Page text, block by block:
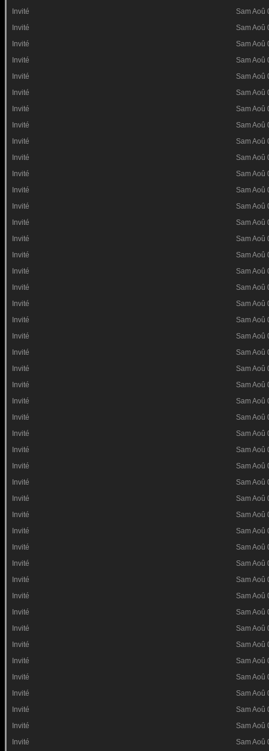
Invité
Sam Aoû
Invité
Sam Aoû
Invité
Sam Aoû
Invité
Sam Aoû
Invité
Sam Aoû
Invité
Sam Aoû
Invité
Sam Aoû
Invité
Sam Aoû
Invité
Sam Aoû
Invité
Sam Aoû
Invité
Sam Aoû
Invité
Sam Aoû
Invité
Sam Aoû
Invité
Sam Aoû
Invité
Sam Aoû
Invité
Sam Aoû
Invité
Sam Aoû
Invité
Sam Aoû
Invité
Sam Aoû
Invité
Sam Aoû
Invité
Sam Aoû
Invité
Sam Aoû
Invité
Sam Aoû
Invité
Sam Aoû
Invité
Sam Aoû
Invité
Sam Aoû
Invité
Sam Aoû
Invité
Sam Aoû
Invité
Sam Aoû
Invité
Sam Aoû
Invité
Sam Aoû
Invité
Sam Aoû
Invité
Sam Aoû
Invité
Sam Aoû
Invité
Sam Aoû
Invité
Sam Aoû
Invité
Sam Aoû
Invité
Sam Aoû
Invité
Sam Aoû
Invité
Sam Aoû
Invité
Sam Aoû
Invité
Sam Aoû
Invité
Sam Aoû
Invité
Sam Aoû
Invité
Sam Aoû
Invité
Sam Aoû